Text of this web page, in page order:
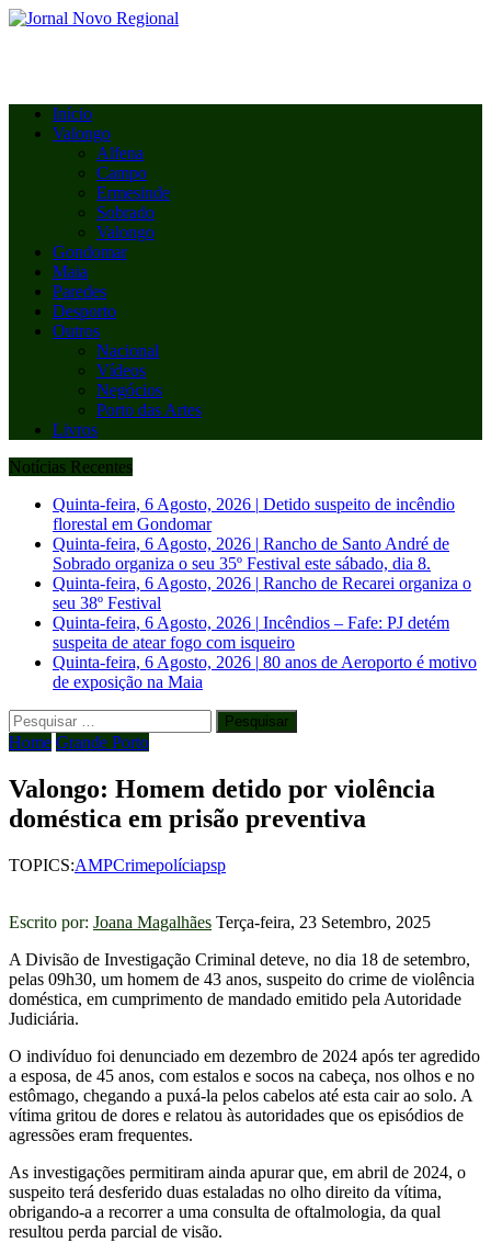
Início
Valongo
Alfena
Campo
Ermesinde
Sobrado
Valongo
Gondomar
Maia
Paredes
Desporto
Outros
Nacional
Vídeos
Negócios
Porto das Artes
Livros
Notícias Recentes
Quinta-feira, 6 Agosto, 2026 | Detido suspeito de incêndio
florestal em Gondomar
Quinta-feira, 6 Agosto, 2026 | Rancho de Santo André de
Sobrado organiza o seu 35º Festival este sábado, dia 8.
Quinta-feira, 6 Agosto, 2026 | Rancho de Recarei organiza o
seu 38º Festival
Quinta-feira, 6 Agosto, 2026 | Incêndios – Fafe: PJ detém
suspeita de atear fogo com isqueiro
Quinta-feira, 6 Agosto, 2026 | 80 anos de Aeroporto é motivo
de exposição na Maia
Pesquisar
por:
Home Grande Porto
Valongo: Homem detido por violência
doméstica em prisão preventiva
TOPICS:AMPCrimepolíciapsp
Escrito por: Joana Magalhães Terça-feira, 23 Setembro, 2025
A Divisão de Investigação Criminal deteve, no dia 18 de setembro,
pelas 09h30, um homem de 43 anos, suspeito do crime de violência
doméstica, em cumprimento de mandado emitido pela Autoridade
Judiciária.
O indivíduo foi denunciado em dezembro de 2024 após ter agredido
a esposa, de 45 anos, com estalos e socos na cabeça, nos olhos e no
estômago, chegando a puxá-la pelos cabelos até esta cair ao solo. A
vítima gritou de dores e relatou às autoridades que os episódios de
agressões eram frequentes.
As investigações permitiram ainda apurar que, em abril de 2024, o
suspeito terá desferido duas estaladas no olho direito da vítima,
obrigando-a a recorrer a uma consulta de oftalmologia, da qual
resultou perda parcial de visão.